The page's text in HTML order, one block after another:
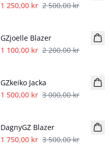
1 250,00 kr 2 500,00 kr
GZjoelle Blazer
1 100,00 kr 2 200,00 kr
GZkeiko Jacka
1 500,00 kr 3 000,00 kr
DagnyGZ Blazer
1 750,00 kr 3 500,00 kr